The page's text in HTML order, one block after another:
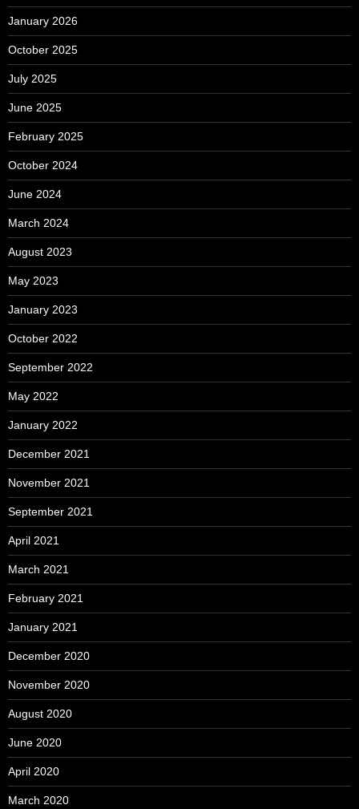
January 2026
October 2025
July 2025
June 2025
February 2025
October 2024
June 2024
March 2024
August 2023
May 2023
January 2023
October 2022
September 2022
May 2022
January 2022
December 2021
November 2021
September 2021
April 2021
March 2021
February 2021
January 2021
December 2020
November 2020
August 2020
June 2020
April 2020
March 2020